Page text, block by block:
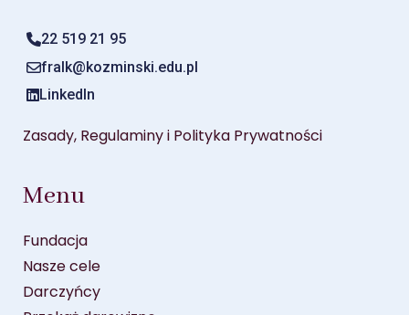
22 519 21 95
fralk@kozminski.edu.pl
LinkedIn
Zasady, Regulaminy i Polityka Prywatności
Menu
Fundacja
Nasze cele
Darczyńcy